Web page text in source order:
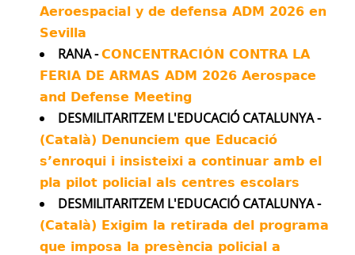
AvatarKenneth Roth @kenroth 20 Jul
Almost all asylum applications by
Russian deserters are being denied by
German authorities, sparking fears of being
sent back to die on the front lines.
16 21 Twitter
Antimilitaristes MOC València Retuiteado
Avatar Ben van der Merwe @_bvdm · 16 Jul
It's four and a half months since the
Minab school bombing.
Aeroespacial y de defensa ADM 2026 en
Sevilla
RANA -CONCENTRACIÓN CONTRA LA
FERIA DE ARMAS ADM 2026 Aerospace
and Defense Meeting
DESMILITARITZEM L'EDUCACIÓ CATALUNYA -
(Català) Denunciem que Educació
s’enroqui i insisteixi a continuar amb el
pla pilot policial als centres escolars
DESMILITARITZEM L'EDUCACIÓ CATALUNYA -
(Català) Exigim la retirada del programa
que imposa la presència policial a